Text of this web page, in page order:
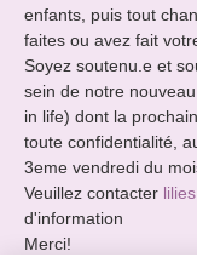
enfants, puis tout
faites ou avez fait
Soyez soutenu.e et
sein de notre
in life) dont la
toute confidentialité,
3eme vendredi du
Veuillez contacter
d'information
Merci!